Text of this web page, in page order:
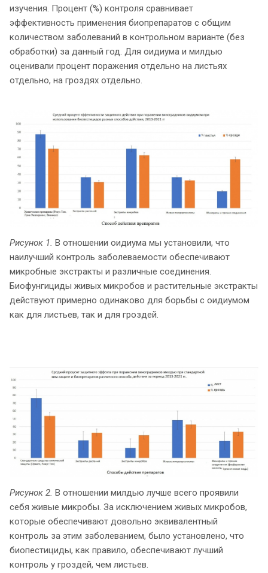
изучения. Процент (%) контроля сравнивает
эффективность применения биопрепаратов с общим
количеством заболеваний в контрольном варианте (без
обработки) за данный год. Для оидиума и милдью
оценивали процент поражения отдельно на листьях
отдельно, на гроздях отдельно.
Рисунок 1. В отношении оидиума мы установили, что
наилучший контроль заболеваемости обеспечивают
микробные экстракты и различные соединения.
Биофунгициды живых микробов и растительные экстракты
действуют примерно одинаково для борьбы с оидиумом
как для листьев, так и для гроздей.
Рисунок 2. В отношении милдью лучше всего проявили
себя живые микробы. За исключением живых микробов,
которые обеспечивают довольно эквивалентный
контроль за этим заболеванием, было установлено, что
биопестициды, как правило, обеспечивают лучший
контроль у гроздей, чем листьев.